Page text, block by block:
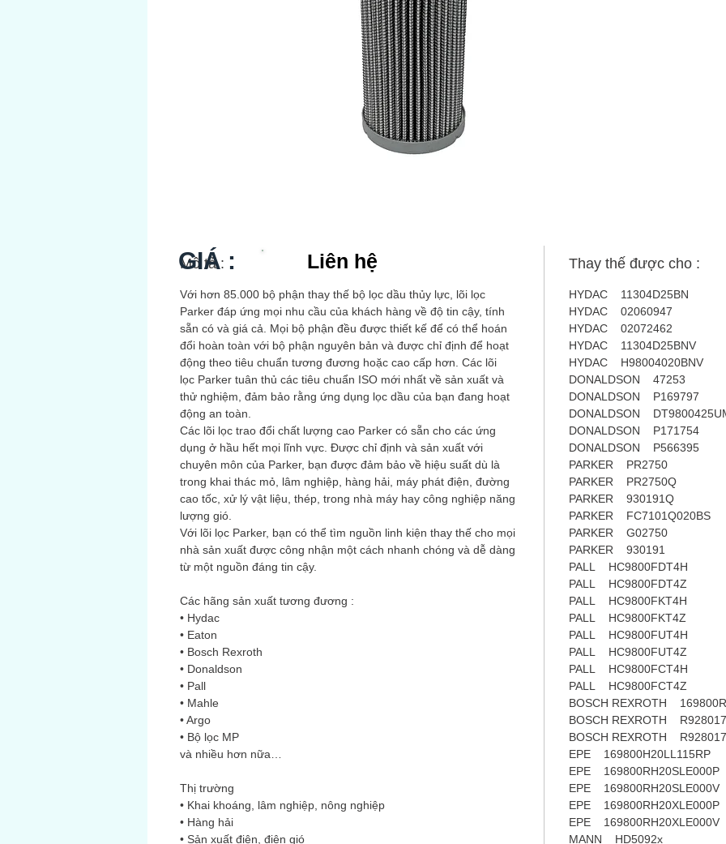
Mô tả :
Với hơn 85.000 bộ phận thay thế bộ lọc dầu thủy lực, lõi lọc
Parker đáp ứng mọi nhu cầu của khách hàng về độ tin cậy, tính
sẵn có và giá cả. Mọi bộ phận đều được thiết kế để có thể hoán
đổi hoàn toàn với bộ phận nguyên bản và được chỉ định để hoạt
động theo tiêu chuẩn tương đương hoặc cao cấp hơn. Các lõi
lọc Parker tuân thủ các tiêu chuẩn ISO mới nhất về sản xuất và
thử nghiệm, đảm bảo rằng ứng dụng lọc dầu của bạn đang hoạt
động an toàn.
Các lõi lọc trao đổi chất lượng cao Parker có sẵn cho các ứng
dụng ở hầu hết mọi lĩnh vực. Được chỉ định và sản xuất với
chuyên môn của Parker, bạn được đảm bảo về hiệu suất dù là
trong khai thác mỏ, lâm nghiệp, hàng hải, máy phát điện, đường
cao tốc, xử lý vật liệu, thép, trong nhà máy hay công nghiệp năng
lượng gió.
Với lõi lọc Parker, bạn có thể tìm nguồn linh kiện thay thế cho mọi
nhà sản xuất được công nhận một cách nhanh chóng và dễ dàng
từ một nguồn đáng tin cậy.
Các hãng sản xuất tương đương :
• Hydac
• Eaton
• Bosch Rexroth
• Donaldson
• Pall
• Mahle
• Argo
• Bộ lọc MP
và nhiều hơn nữa…
Thị trường
• Khai khoáng, lâm nghiệp, nông nghiệp
• Hàng hải
• Sản xuất điện, điện gió
Thay thế được cho :
HYDAC 11304D25BN
HYDAC 02060947
HYDAC 02072462
HYDAC 11304D25BNV
HYDAC H98004020BNV
DONALDSON 47253
DONALDSON P169797
DONALDSON
DONALDSON P171754
DONALDSON P566395
PARKER PR2750
PARKER PR2750Q
PARKER 930191Q
PARKER FC7101Q020BS
PARKER G02750
PARKER 930191
PALL HC9800FDT4H
PALL HC9800FDT4Z
PALL HC9800FKT4H
PALL HC9800FKT4Z
PALL HC9800FUT4H
PALL HC9800FUT4Z
PALL HC9800FCT4H
PALL HC9800FCT4Z
BOSCH REXROTH
BOSCH REXROTH
BOSCH REXROTH
EPE 169800H20LL115RP
EPE 169800RH20SLE000P
EPE 169800RH20SLE000V
EPE 169800RH20XLE000P
EPE 169800RH20XLE000V
MANN HD5092x
Liên hệ
GIÁ :